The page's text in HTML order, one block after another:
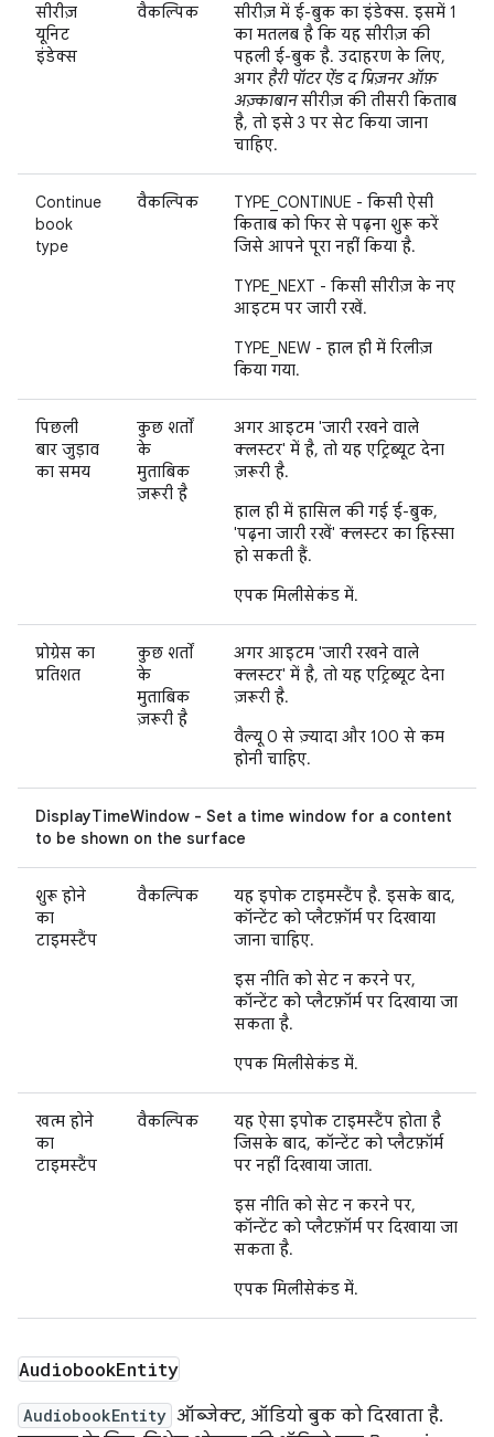
सीरीज़
यूनिट
इंडेक्स
वैकल्पिक
सीरीज़ में ई-बुक का इंडेक्स. इसमें 1
का मतलब है कि यह सीरीज़ की
पहली ई-बुक है. उदाहरण के लिए,
अगर हैरी पॉटर ऐंड द प्रिज़नर ऑफ़
अज़्काबानसीरीज़ की तीसरी किताब
है, तो इसे 3 पर सेट किया जाना
चाहिए.
Continue
book
type
वैकल्पिक
TYPE_CONTINUE - किसी ऐसी
किताब को फिर से पढ़ना शुरू करें
जिसे आपने पूरा नहीं किया है.
TYPE_NEXT - किसी सीरीज़ के नए
आइटम पर जारी रखें.
TYPE_NEW - हाल ही में रिलीज़
किया गया.
पिछली
बार जुड़ाव
का समय
कुछ शर्तों
के
मुताबिक
ज़रूरी है
अगर आइटम 'जारी रखने वाले
क्लस्टर' में है, तो यह एट्रिब्यूट देना
ज़रूरी है.
हाल ही में हासिल की गई ई-बुक,
'पढ़ना जारी रखें' क्लस्टर का हिस्सा
हो सकती हैं.
एपक मिलीसेकंड में.
प्रोग्रेस का
प्रतिशत
कुछ शर्तों
के
मुताबिक
ज़रूरी है
अगर आइटम 'जारी रखने वाले
क्लस्टर' में है, तो यह एट्रिब्यूट देना
ज़रूरी है.
वैल्यू 0 से ज़्यादा और 100 से कम
होनी चाहिए.
DisplayTimeWindow - Set a time window for a content
to be shown on the surface
शुरू होने
का
टाइमस्टैंप
वैकल्पिक
यह इपोक टाइमस्टैंप है. इसके बाद,
कॉन्टेंट को प्लैटफ़ॉर्म पर दिखाया
जाना चाहिए.
इस नीति को सेट न करने पर,
कॉन्टेंट को प्लैटफ़ॉर्म पर दिखाया जा
सकता है.
एपक मिलीसेकंड में.
खत्म होने
का
टाइमस्टैंप
वैकल्पिक
यह ऐसा इपोक टाइमस्टैंप होता है
जिसके बाद, कॉन्टेंट को प्लैटफ़ॉर्म
पर नहीं दिखाया जाता.
इस नीति को सेट न करने पर,
कॉन्टेंट को प्लैटफ़ॉर्म पर दिखाया जा
सकता है.
एपक मिलीसेकंड में.
AudiobookEntity
AudiobookEntity ऑब्जेक्ट, ऑडियो बुक को दिखाता है.